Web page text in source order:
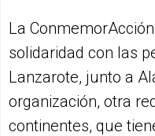
La
solidaridad con las
Lanzarote, junto a
organización, otra
continentes, que